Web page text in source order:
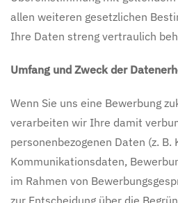
allen weiteren gesetzlichen
Ihre Daten streng vertraulich
Umfang und Zweck der
Wenn Sie uns eine Bewerbung
verarbeiten wir Ihre damit
personenbezogenen Daten (z. B.
Kommunikationsdaten,
im Rahmen von
zur Entscheidung über die